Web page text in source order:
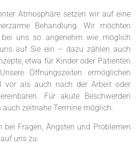
Atmosphäre setzen wir auf eine
Behandlung. Wir möchten
uns so angenehm wie möglich
auf Sie ein – dazu zählen auch
etwa für Kinder oder Patienten
Öffnungszeiten ermöglichen
vor als auch nach der Arbeit oder
Für akute Beschwerden
zeitnahe Termine möglich.
bei Fragen, Ängsten und Problemen
uns zu.